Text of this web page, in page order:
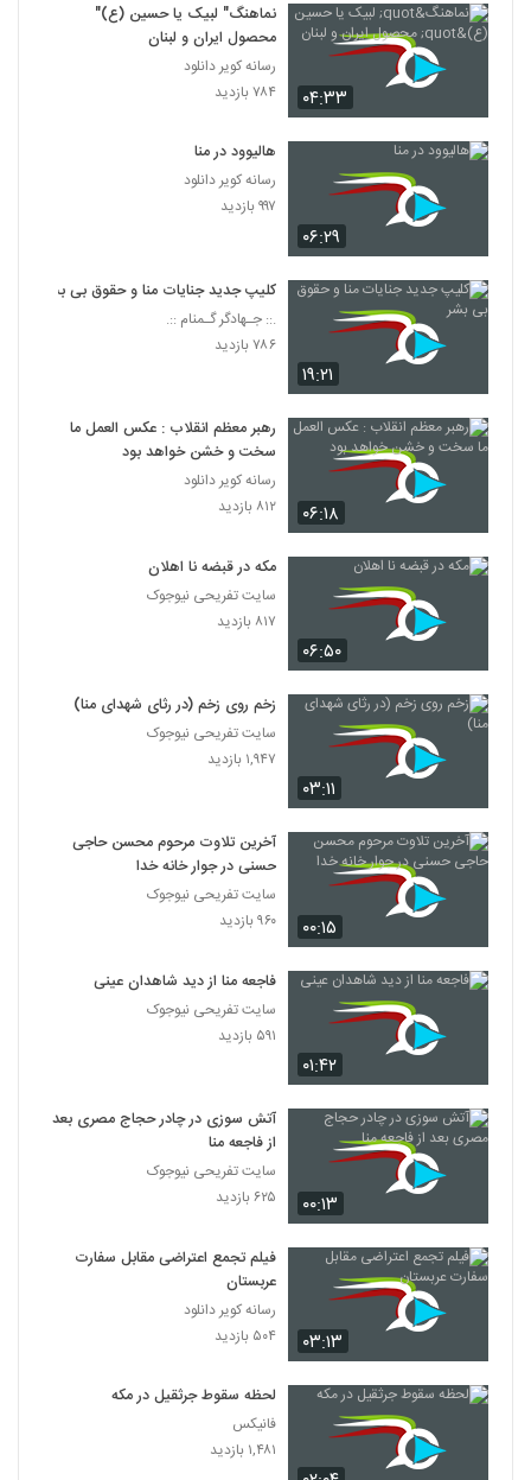
۰۴:۳۳
نماهنگ" لبیک یا حسین (ع)"
محصول ایران و لبنان
رسانه کویر دانلود
۷۸۴ بازدید
۰۶:۲۹
هالیوود در منا
رسانه کویر دانلود
۹۹۷ بازدید
۱۹:۲۱
کلیپ جدید جنایات منا و حقوق بی بشر
.:: جـهادگر گـمنام ::.
۷۸۶ بازدید
۰۶:۱۸
رهبر معظم انقلاب : عکس العمل ما
سخت و خشن خواهد بود
رسانه کویر دانلود
۸۱۲ بازدید
۰۶:۵۰
مکه در قبضه نا اهلان
سایت تفریحی نیوجوک
۸۱۷ بازدید
۰۳:۱۱
زخم روی زخم (در رثای شهدای منا)
سایت تفریحی نیوجوک
۱,۹۴۷ بازدید
۰۰:۱۵
آخرین تلاوت مرحوم محسن حاجی
حسنی در جوار خانه خدا
سایت تفریحی نیوجوک
۹۶۰ بازدید
۰۱:۴۲
فاجعه منا از دید شاهدان عینی
سایت تفریحی نیوجوک
۵۹۱ بازدید
۰۰:۱۳
آتش سوزی در چادر حجاج مصری بعد
از فاجعه منا
سایت تفریحی نیوجوک
۶۲۵ بازدید
۰۳:۱۳
فیلم تجمع اعتراضی مقابل سفارت
عربستان
رسانه کویر دانلود
۵۰۴ بازدید
لحظه سقوط جرثقیل در مکه
فانیکس
۱,۴۸۱ بازدید